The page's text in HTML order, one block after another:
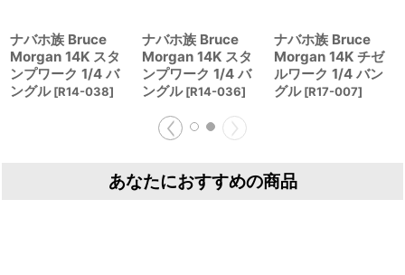
ナバホ族 Bruce
Morgan 14K スタ
ンプワーク 1/4 バ
ングル [R14-038]
ナバホ族 Bruce
Morgan 14K スタ
ンプワーク 1/4 バ
ングル [R14-036]
ナバホ族 Bruce
Morgan 14K チゼ
ルワーク 1/4 バン
グル [R17-007]
あなたにおすすめの商品